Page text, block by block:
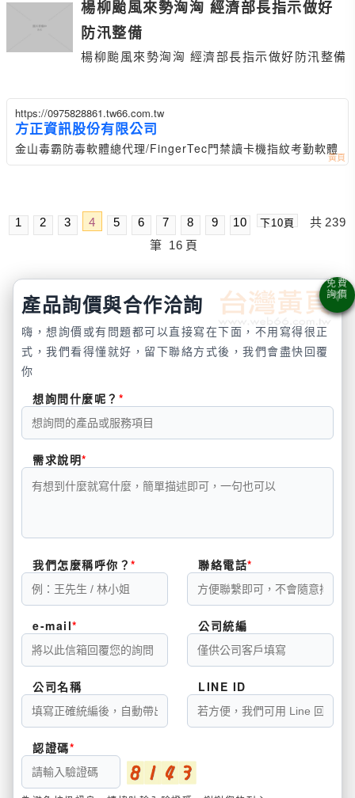
楊柳颱風來勢洶洶 經濟部長指示做好
防汛整備
楊柳颱風來勢洶洶 經濟部長指示做好防汛整備
https://0975828861.tw66.com.tw
方正資訊股份有限公司
金山毒霸防毒軟體總代理/FingerTec門禁讀卡機指紋考勤軟體
1 2 3 4 5 6 7 8 9 10 下10頁 共 239
筆 16 頁
產品詢價與合作洽詢
嗨，想詢價或有問題都可以直接寫在下面，不用寫得很正
式，我們看得懂就好，留下聯絡方式後，我們會盡快回覆
你
想詢問什麼呢？
需求說明
我們怎麼稱呼你？ 聯絡電話
e-mail 公司統編
公司名稱 LINE ID
認證碼